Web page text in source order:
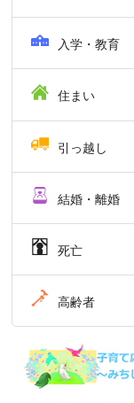
入学・教育
住まい
引っ越し
結婚・離婚
死亡
高齢者